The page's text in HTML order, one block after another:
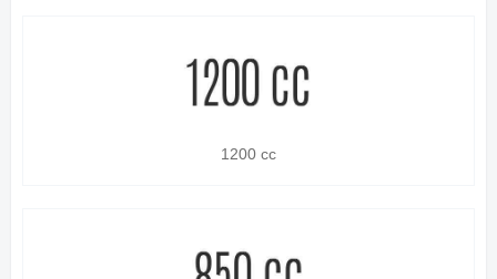
1200 cc